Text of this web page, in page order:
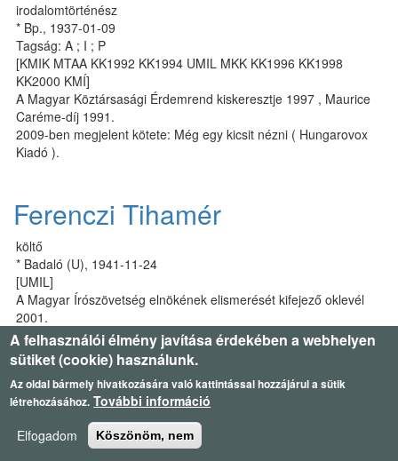
irodalomtörténész
* Bp., 1937-01-09
Tagság: A ; I ; P
[KMIK MTAA KK1992 KK1994 UMIL MKK KK1996 KK1998
KK2000 KMÍ]
A Magyar Köztársasági Érdemrend kiskeresztje 1997 , Maurice
Caréme-díj 1991.
2009-ben megjelent kötete: Még egy kicsit nézni ( Hungarovox
Kiadó ).
Ferenczi Tihamér
költő
* Badaló (U), 1941-11-24
[UMIL]
A Magyar Írószövetség elnökének elismerését kifejező oklevél
2001.
Ferenczy Anna
író, színész
* Nyitragerencsér (SK), 1933-08-16
[SZMKK2001]
A felhasználói élmény javítása érdekében a webhelyen
sütiket (cookie) használunk.
Az oldal bármely hivatkozására való kattintással hozzájárul a sütik
létrehozásához. További információ
Elfogadom
Köszönöm, nem